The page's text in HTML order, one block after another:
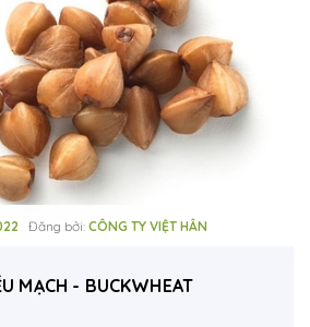
Đăng bởi: CÔNG TY VIỆT HÂN
MẠCH - BUCKWHEAT